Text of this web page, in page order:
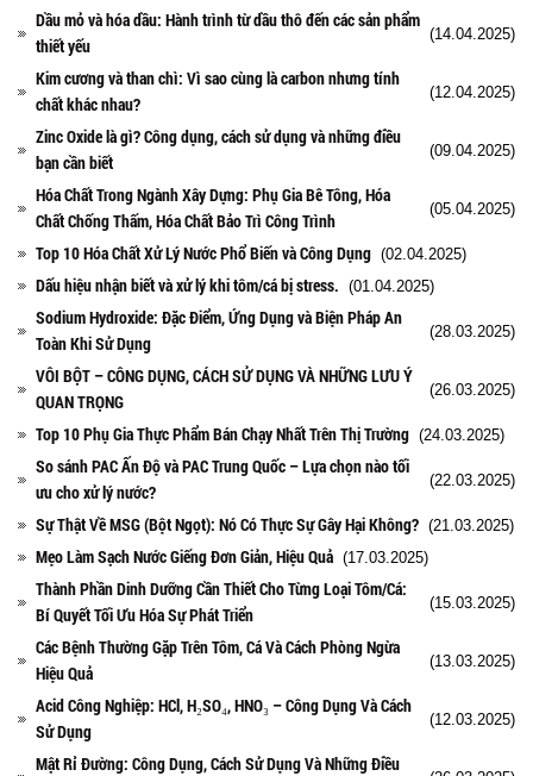
Dầu mỏ và hóa dầu: Hành trình từ dầu thô đến các sản phẩm
thiết yếu
(14.04.2025)
Kim cương và than chì: Vì sao cùng là carbon nhưng tính
chất khác nhau?
(12.04.2025)
Zinc Oxide là gì? Công dụng, cách sử dụng và những điều
bạn cần biết
(09.04.2025)
Hóa Chất Trong Ngành Xây Dựng: Phụ Gia Bê Tông, Hóa
Chất Chống Thấm, Hóa Chất Bảo Trì Công Trình
(05.04.2025)
Top 10 Hóa Chất Xử Lý Nước Phổ Biến và Công Dụng (02.04.2025)
Dấu hiệu nhận biết và xử lý khi tôm/cá bị stress. (01.04.2025)
Sodium Hydroxide: Đặc Điểm, Ứng Dụng và Biện Pháp An
Toàn Khi Sử Dụng
(28.03.2025)
VÔI BỘT – CÔNG DỤNG, CÁCH SỬ DỤNG VÀ NHỮNG LƯU Ý
QUAN TRỌNG
(26.03.2025)
Top 10 Phụ Gia Thực Phẩm Bán Chạy Nhất Trên Thị Trường (24.03.2025)
So sánh PAC Ấn Độ và PAC Trung Quốc – Lựa chọn nào tối
ưu cho xử lý nước?
(22.03.2025)
Sự Thật Về MSG (Bột Ngọt): Nó Có Thực Sự Gây Hại Không? (21.03.2025)
Mẹo Làm Sạch Nước Giếng Đơn Giản, Hiệu Quả (17.03.2025)
Thành Phần Dinh Dưỡng Cần Thiết Cho Từng Loại Tôm/Cá:
Bí Quyết Tối Ưu Hóa Sự Phát Triển
(15.03.2025)
Các Bệnh Thường Gặp Trên Tôm, Cá Và Cách Phòng Ngừa
Hiệu Quả
(13.03.2025)
Acid Công Nghiệp: HCl, H₂SO₄, HNO₃ – Công Dụng Và Cách
Sử Dụng
(12.03.2025)
Mật Rỉ Đường: Công Dụng, Cách Sử Dụng Và Những Điều